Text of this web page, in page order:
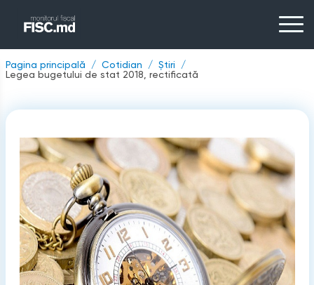
Pagina principală Cotidian
Știri
Legea bugetului de stat 2018, rectificată